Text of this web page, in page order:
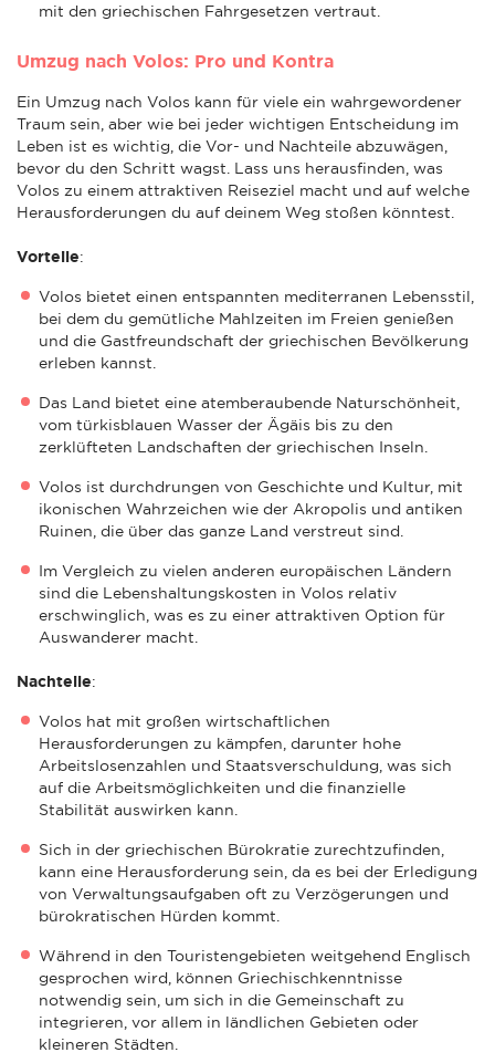
mit den griechischen Fahrgesetzen vertraut.
Umzug nach Volos: Pro und Kontra
Ein Umzug nach Volos kann für viele ein wahrgewordener
Traum sein, aber wie bei jeder wichtigen Entscheidung im
Leben ist es wichtig, die Vor- und Nachteile abzuwägen,
bevor du den Schritt wagst. Lass uns herausfinden, was
Volos zu einem attraktiven Reiseziel macht und auf welche
Herausforderungen du auf deinem Weg stoßen könntest.
Vorteile:
Volos bietet einen entspannten mediterranen Lebensstil,
bei dem du gemütliche Mahlzeiten im Freien genießen
und die Gastfreundschaft der griechischen Bevölkerung
erleben kannst.
Das Land bietet eine atemberaubende Naturschönheit,
vom türkisblauen Wasser der Ägäis bis zu den
zerklüfteten Landschaften der griechischen Inseln.
Volos ist durchdrungen von Geschichte und Kultur, mit
ikonischen Wahrzeichen wie der Akropolis und antiken
Ruinen, die über das ganze Land verstreut sind.
Im Vergleich zu vielen anderen europäischen Ländern
sind die Lebenshaltungskosten in Volos relativ
erschwinglich, was es zu einer attraktiven Option für
Auswanderer macht.
Nachteile:
Volos hat mit großen wirtschaftlichen
Herausforderungen zu kämpfen, darunter hohe
Arbeitslosenzahlen und Staatsverschuldung, was sich
auf die Arbeitsmöglichkeiten und die finanzielle
Stabilität auswirken kann.
Sich in der griechischen Bürokratie zurechtzufinden,
kann eine Herausforderung sein, da es bei der Erledigung
von Verwaltungsaufgaben oft zu Verzögerungen und
bürokratischen Hürden kommt.
Während in den Touristengebieten weitgehend Englisch
gesprochen wird, können Griechischkenntnisse
notwendig sein, um sich in die Gemeinschaft zu
integrieren, vor allem in ländlichen Gebieten oder
kleineren Städten.